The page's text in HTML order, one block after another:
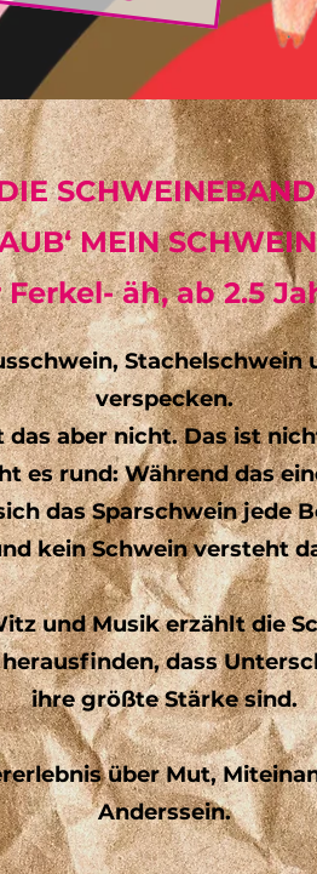
Stachelschwein
verspecken.
das aber nicht. Das ist
es rund: Während das
das Sparschwein jede
kein Schwein versteht
und Musik erzählt die
dass
ihre größte Stärke sind.
über Mut,
Anderssein.
MEIN
Ferkel- äh, ab 2.5